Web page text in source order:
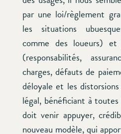
par une loi/règlement
les situations
comme des loueurs)
(responsabilités,
charges, défauts de
déloyale et les
légal, bénéficiant à
doit venir appuyer,
nouveau modèle, qui